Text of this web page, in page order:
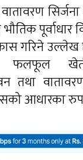
भौतिक
गरिने
फलफूल
तथा
आधारका